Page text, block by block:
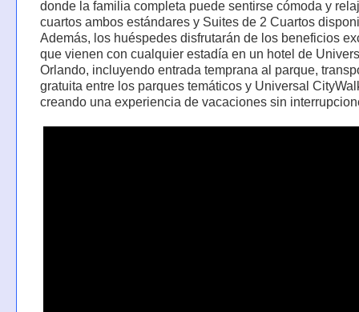
donde la familia completa puede sentirse cómoda y
cuartos ambos estándares y Suites de 2 Cuartos
Además, los huéspedes disfrutarán de los beneficios
que vienen con cualquier estadía en un hotel de
Orlando, incluyendo entrada temprana al parque,
gratuita entre los parques temáticos y Universal
creando una experiencia de vacaciones sin